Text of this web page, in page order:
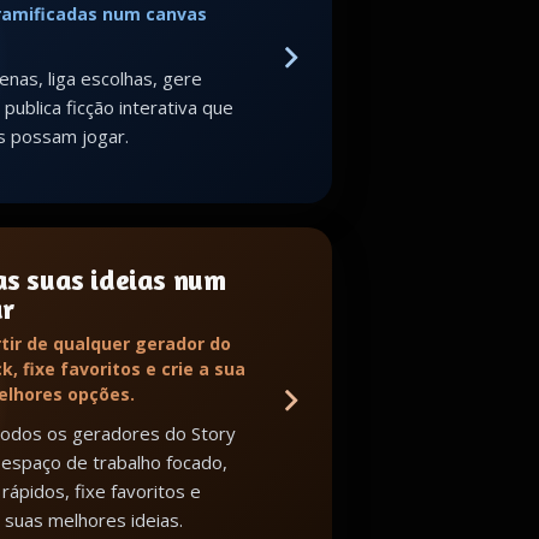
num canvas
liga escolhas, gere
ficção interativa que
possam jogar.
suas ideias num
de qualquer gerador do
fixe favoritos e crie a sua
opções.
os geradores do Story
espaço de trabalho focado,
fixe favoritos e
melhores ideias.